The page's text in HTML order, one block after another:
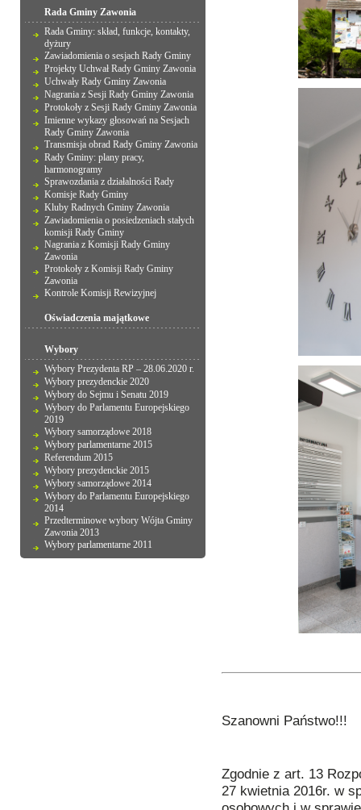
Rada Gminy Zawonia
Rada Gminy: skład, funkcje, kontakty,
dyżury
Zawiadomienia o sesjach Rady Gminy
Projekty Uchwał Rady Gminy Zawonia
Uchwały Rady Gminy Zawonia
Nagrania z Sesji Rady Gminy Zawonia
Protokoły z Sesji Rady Gminy Zawonia
Imienne wykazy głosowań na Sesjach
Rady Gminy Zawonia
Transmisja obrad Rady Gminy Zawonia
Rady Gminy: plany pracy,
harmonogramy
Sprawozdania z działalności Rady
Komisje Rady Gminy
Kluby Radnych Gminy Zawonia
Zawiadomienia o posiedzeniach stałych
komisji Rady Gminy
Nagrania z Komisji Rady Gminy
Zawonia
Protokoły z Komisji Rady Gminy
Zawonia
Kontrole Komisji Rewizyjnej
Oświadczenia majątkowe
Wybory
Wybory Prezydenta RP – 28.06.2020 r.
Wybory prezydenckie 2020
Wybory do Sejmu i Senatu 2019
Wybory do Parlamentu Europejskiego
2019
Wybory samorządowe 2018
Wybory parlamentarne 2015
Referendum 2015
Wybory prezydenckie 2015
Wybory samorządowe 2014
Wybory do Parlamentu Europejskiego
2014
Przedterminowe wybory Wójta Gminy
Zawonia 2013
Wybory parlamentarne 2011
Szanowni Państwo!!!
Zgodnie z art. 13
27 kwietnia 2016r. w